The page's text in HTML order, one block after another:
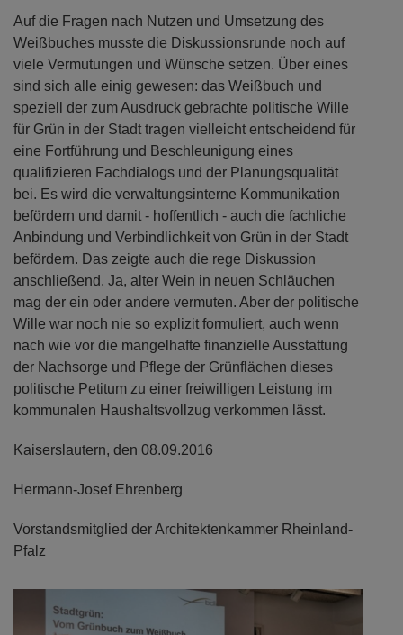
Auf die Fragen nach Nutzen und Umsetzung des
Weißbuches musste die Diskussionsrunde noch auf
viele Vermutungen und Wünsche setzen. Über eines
sind sich alle einig gewesen: das Weißbuch und
speziell der zum Ausdruck gebrachte politische Wille
für Grün in der Stadt tragen vielleicht entscheidend für
eine Fortführung und Beschleunigung eines
qualifizieren Fachdialogs und der Planungsqualität
bei. Es wird die verwaltungsinterne Kommunikation
befördern und damit - hoffentlich - auch die fachliche
Anbindung und Verbindlichkeit von Grün in der Stadt
befördern. Das zeigte auch die rege Diskussion
anschließend. Ja, alter Wein in neuen Schläuchen
mag der ein oder andere vermuten. Aber der politische
Wille war noch nie so explizit formuliert, auch wenn
nach wie vor die mangelhafte finanzielle Ausstattung
der Nachsorge und Pflege der Grünflächen dieses
politische Petitum zu einer freiwilligen Leistung im
kommunalen Haushaltsvollzug verkommen lässt.
Kaiserslautern, den 08.09.2016
Hermann-Josef Ehrenberg
Vorstandsmitglied der Architektenkammer Rheinland-
Pfalz
Next